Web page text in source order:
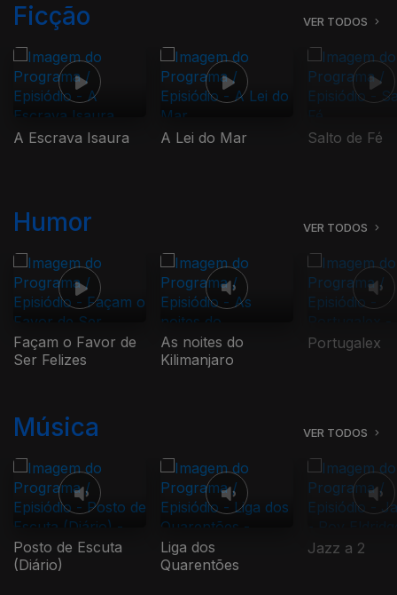
Ficção VER TODOS
A Escrava Isaura A Lei do Mar Salto de Fé
Humor VER TODOS
Façam o Favor de
Ser Felizes
As noites do
Kilimanjaro
Portugalex
Música VER TODOS
Posto de Escuta
(Diário)
Liga dos
Quarentões
Jazz a 2